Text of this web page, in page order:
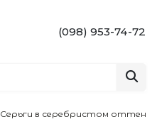
(098) 953-74-72
Серьги в серебристом